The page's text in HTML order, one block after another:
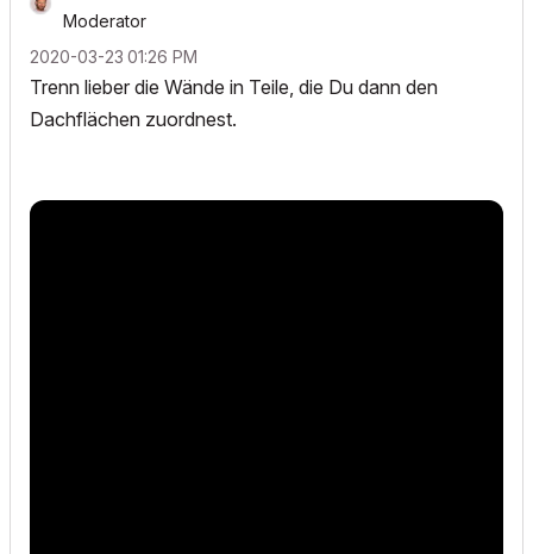
Moderator
‎2020-03-23 01:26 PM
Trenn lieber die Wände in Teile, die Du dann den
Dachflächen zuordnest.